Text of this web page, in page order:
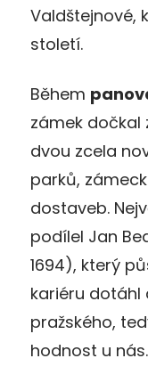
Valdštejnové,
století.
Během
zámek
dvou zcela
parků,
dostaveb.
podílel Jan
1694), který
kariéru dotáhl
pražského,
hodnost u nás.